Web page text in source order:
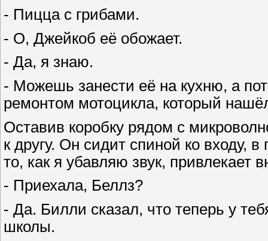
- Пицца с грибами.
- О, Джейкоб её обожает.
- Да, я знаю.
- Можешь занести её на кухню, а
ремонтом мотоцикла, который
Оставив коробку рядом с
к другу. Он сидит спиной ко входу,
то, как я убавляю звук, привлекает
- Приехала, Беллз?
- Да. Билли сказал, что теперь у
школы.